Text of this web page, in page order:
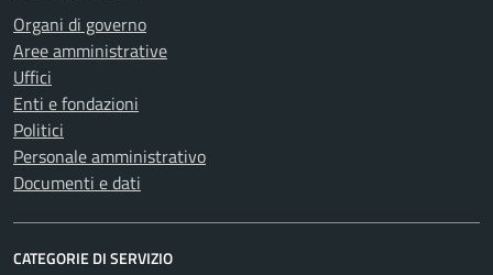
Organi di governo
Aree amministrative
Uffici
Enti e fondazioni
Politici
Personale amministrativo
Documenti e dati
CATEGORIE DI SERVIZIO